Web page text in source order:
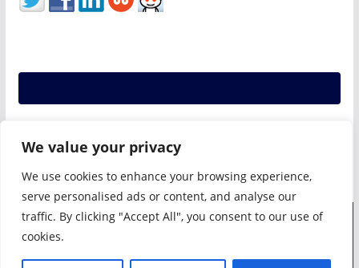
We value your privacy
We use cookies to enhance your browsing experience,
serve personalised ads or content, and analyse our
traffic. By clicking "Accept All", you consent to our use of
cookies.
Drepturi de autor © 2026